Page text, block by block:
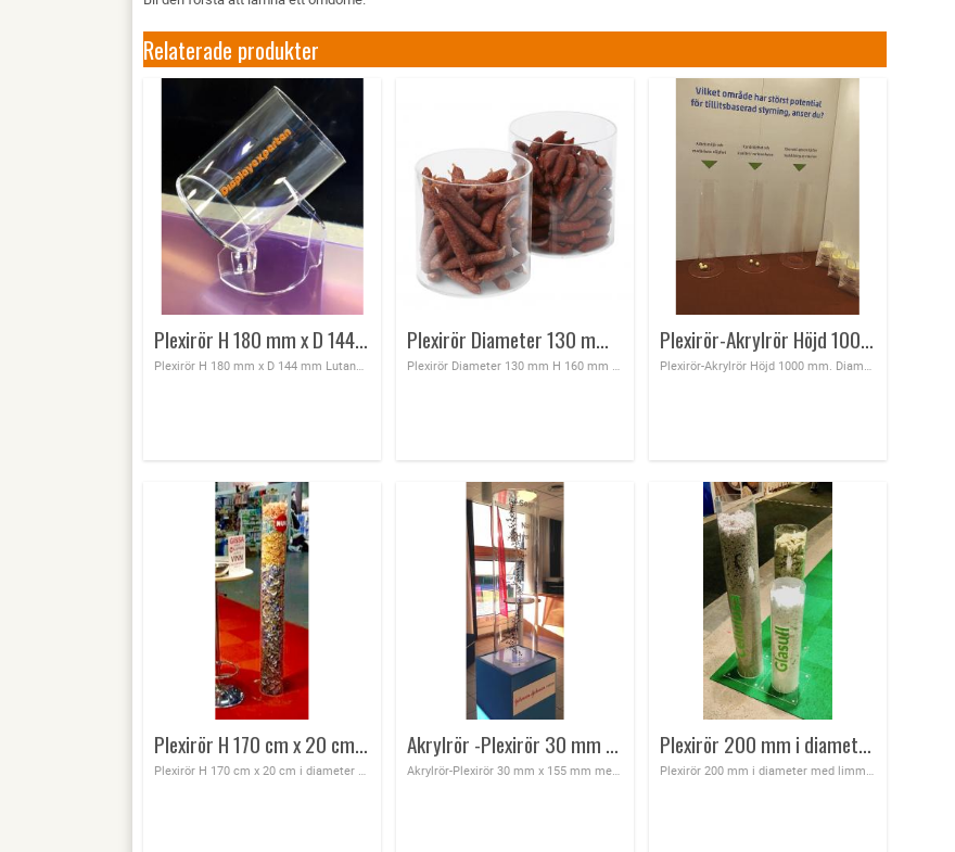
Relaterade produkter
Plexirör H 180 mm x D 144 mm Lutande med botten Plexirör Diameter 130 mm H 160 mm exponera ko... Plexirör-Akrylrör Höjd 1000 mm. Diameter rör 200 mm med limmad fot
Plexirör H 170 cm x 20 cm i diameter Akrylrör -Plexirör 30 mm x 155 mm med limmad botten Plexirör 200 mm i diameter med limmad botten